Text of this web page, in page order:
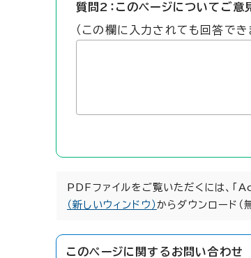
質問2：このページについてご意
（この欄に入力されても回答で
PDFファイルをご覧いただくには、「
（新しいウィンドウ）からダウンロード（
このページに関する お問い合わせ